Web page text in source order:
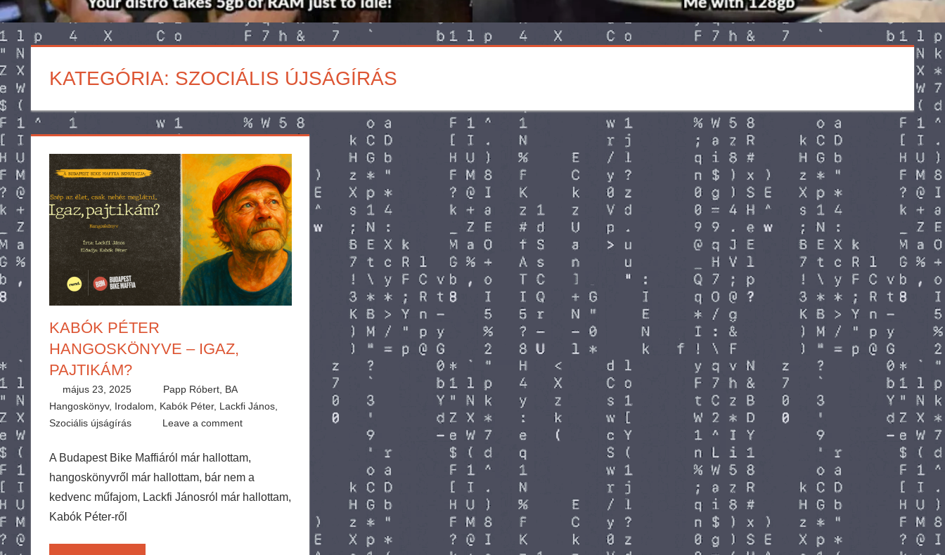
KATEGÓRIA: SZOCIÁLIS ÚJSÁGÍRÁS
KABÓK PÉTER
HANGOSKÖNYVE – IGAZ,
PAJTIKÁM?
május 23, 2025
Papp Róbert, BA
Hangoskönyv, Irodalom, Kabók Péter, Lackfi János,
Szociális újságírás
Leave a comment
A Budapest Bike Maffiáról már hallottam,
hangoskönyvről már hallottam, bár nem a
kedvenc műfajom, Lackfi Jánosról már hallottam,
Kabók Péter-ről